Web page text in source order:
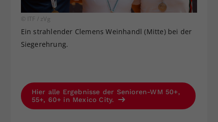
© ITF / zVg
Ein strahlender Clemens Weinhandl (Mitte) bei der
Siegerehrung.
Hier alle Ergebnisse der Senioren-WM 50+,
55+, 60+ in Mexico City.